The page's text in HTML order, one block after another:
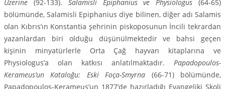
Üzerine (92-133). Salamisli Epiphanius ve Physiologus (64-65)
bölümünde, Salamisli Epiphanius diye bilinen, diğer adı Salamis
olan Kıbrıs’ın Konstantia şehrinin piskoposunun İncili tekrardan
yazanlardan biri olduğu düşünülmektedir ve bahsi geçen
kişinin minyatürlerle Orta Çağ hayvan kitaplarına ve
Physiologus’a olan katkısı anlatılmaktadır. Papado­poulos-
Kerameus’un Kataloğu: Eski Foça-Smyrna (66-71) bölümünde,
Papadopoulos-Kera­meus’un 1877’de hazırladığı Evangeliki Skoli